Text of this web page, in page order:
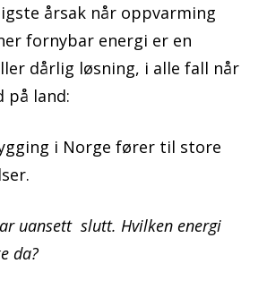
årsak når oppvarming
fornybar energi er en
dårlig løsning, i alle fall når
på land:
i Norge fører til store
uansett slutt. Hvilken energi
da?